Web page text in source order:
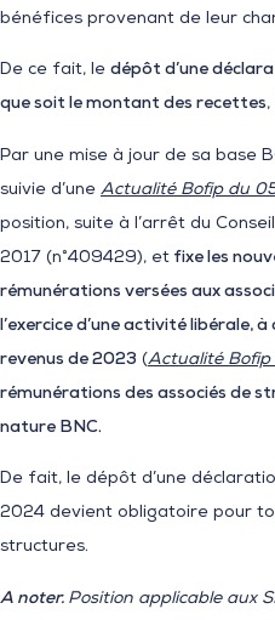
bénéfices provenant de leur
De ce fait, le dépôt d’une
que soit le montant des recettes,
Par une mise à jour de sa base
suivie d’une Actualité Bofip du
position, suite à l’arrêt du
2017 (n°409429), et fixe les
rémunérations versées aux
l’exercice d’une activité libérale,
revenus de 2023 (Actualité Bofip
rémunérations des associés de
nature BNC.
De fait, le dépôt d’une
2024 devient obligatoire pour
structures.
A noter. Position applicable aux